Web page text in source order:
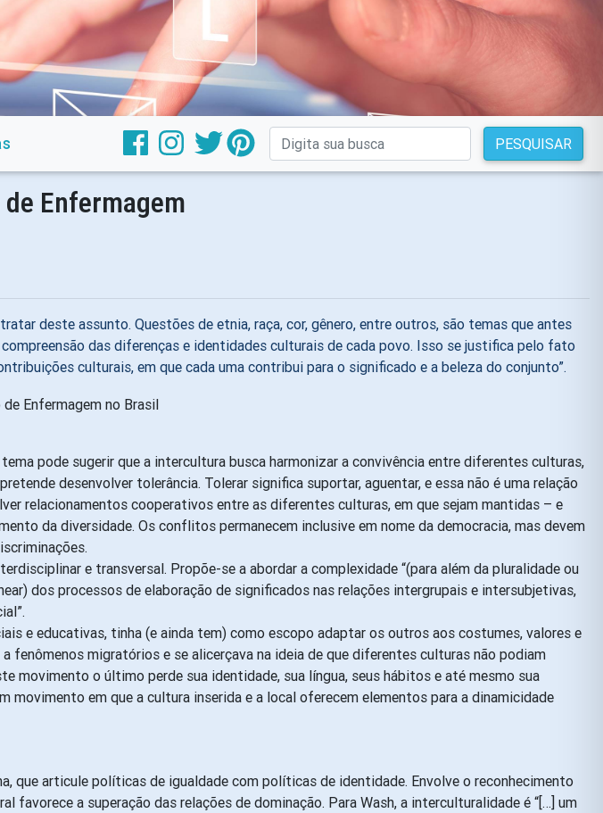
PESQUISAR
Enfermagem
deste assunto. Questões de etnia, raça, cor, gênero, entre outros, são temas que antes
das diferenças e identidades culturais de cada povo. Isso se justifica pelo fato
culturais, em que cada uma contribui para o significado e a beleza do conjunto”.
pode sugerir que a intercultura busca harmonizar a convivência entre diferentes culturas,
desenvolver tolerância. Tolerar significa suportar, aguentar, e essa não é uma relação
relacionamentos cooperativos entre as diferentes culturas, em que sejam mantidas – e
da diversidade. Os conflitos permanecem inclusive em nome da democracia, mas devem
e transversal. Propõe-se a abordar a complexidade “(para além da pluralidade ou
dos processos de elaboração de significados nas relações intergrupais e intersubjetivas,
e educativas, tinha (e ainda tem) como escopo adaptar os outros aos costumes, valores e
fenômenos migratórios e se alicerçava na ideia de que diferentes culturas não podiam
movimento o último perde sua identidade, sua língua, seus hábitos e até mesmo sua
em que a cultura inserida e a local oferecem elementos para a dinamicidade
que articule políticas de igualdade com políticas de identidade. Envolve o reconhecimento
a superação das relações de dominação. Para Wash, a interculturalidade é “[…] um